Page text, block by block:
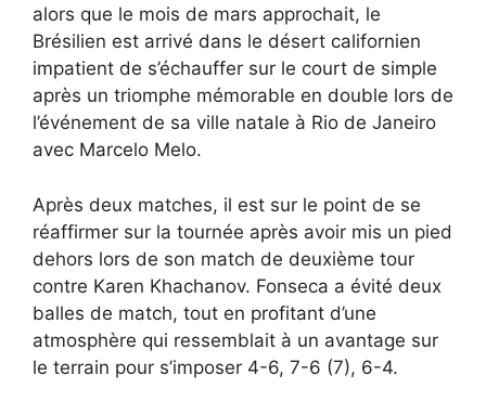
alors que le mois de mars approchait, le
Brésilien est arrivé dans le désert californien
impatient de s’échauffer sur le court de simple
après un triomphe mémorable en double lors de
l’événement de sa ville natale à Rio de Janeiro
avec Marcelo Melo.
Après deux matches, il est sur le point de se
réaffirmer sur la tournée après avoir mis un pied
dehors lors de son match de deuxième tour
contre Karen Khachanov. Fonseca a évité deux
balles de match, tout en profitant d’une
atmosphère qui ressemblait à un avantage sur
le terrain pour s’imposer 4-6, 7-6 (7), 6-4.